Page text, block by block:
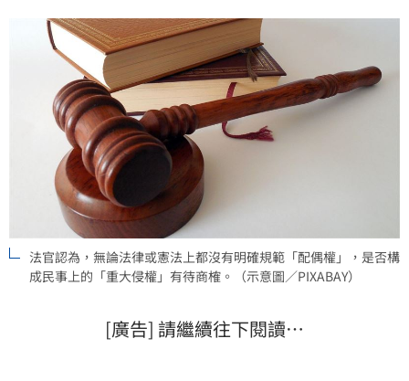
法官認為，無論法律或憲法上都沒有明確規範「配偶權」，是否構
成民事上的「重大侵權」有待商榷。（示意圖／PIXABAY）
[廣告] 請繼續往下閱讀…